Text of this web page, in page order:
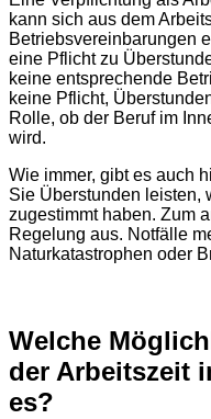
kann sich aus dem
Betriebsvereinbarungen
eine Pflicht zu
keine entsprechende
keine Pflicht,
Rolle, ob der Beruf im
wird.
Wie immer, gibt es auch
Sie Überstunden leisten,
zugestimmt haben. Zum
Regelung aus. Notfälle
Naturkatastrophen oder
Welche
der Arbeitszeit
es?